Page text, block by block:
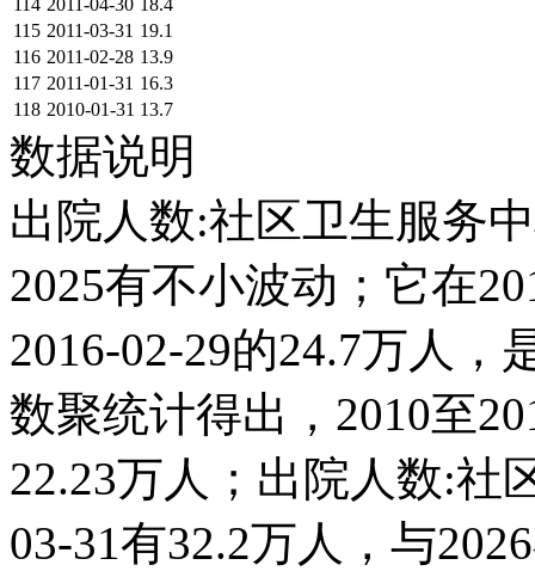
114 2011-04-30
18.4
115 2011-03-31 19.1
116 2011-02-28 13.9
117 2011-01-31 16.3
118 2010-01-31 13.7
数据说明
出院人数:社区卫生服务
2025有不小波动；它在
2016-02-29的24.7万人
数聚统计得出，2010至
22.23万人；出院人数:社
03-31有32.2万人，与